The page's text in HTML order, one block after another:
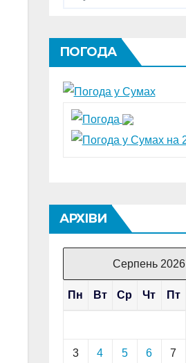
ПОГОДА
АРХІВИ
Серпень 2026
Пн Вт Ср Чт Пт
3 4 5 6 7